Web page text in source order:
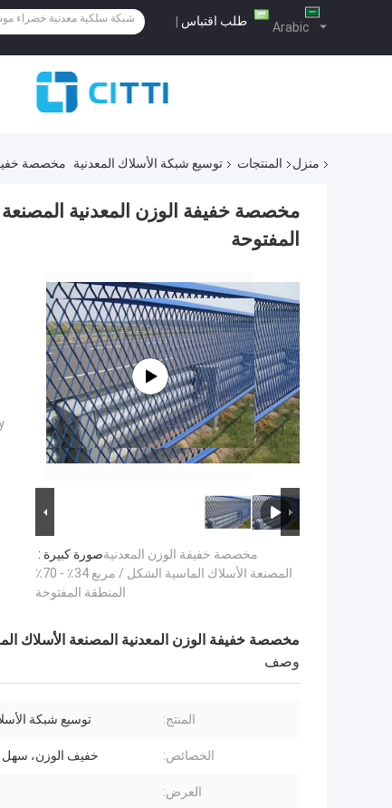
Arabic طلب اقتباس |
منزل المنتجات توسيع شبكة الأسلاك المعدنية مخصصة خفيفة
المفتوحة
صورة كبيرة :مخصصة خفيفة الوزن المعدنية
المصنعة الأسلاك الماسية الشكل / مربع 34٪ - 70٪
المنطقة المفتوحة
مخصصة خفيفة الوزن المعدنية المصنعة الأسلاك الماسية الشكل / مربع
وصف
المنتج: توسيع شبكة
الخصائص: خفيف الوزن، سهل
العرض: